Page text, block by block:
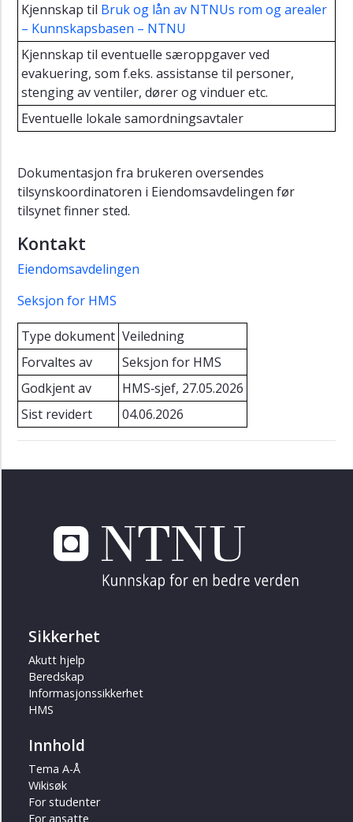
Psykososialt
og
organisatorisk
arbeidsmiljø
Fysisk
arbeidsmiljø
biologisk
arbeidsmiljø
Ergonomi
Bedriftshelsetjenesten
Kjennskap til Bruk og lån av NTNUs rom og arealer
– Kunnskapsbasen – NTNU
Kjennskap til eventuelle særoppgaver ved
evakuering, som f.eks. assistanse til personer,
stenging av ventiler, dører og vinduer etc.
Eventuelle lokale samordningsavtaler
Dokumentasjon fra brukeren oversendes
tilsynskoordinatoren i Eiendomsavdelingen før
tilsynet finner sted.
Kontakt
Eiendomsavdelingen
Seksjon for HMS
Type dokument Veiledning
Forvaltes av
Seksjon for HMS
Godkjent av
HMS‑sjef, 27.05.2026
Sist revidert
04.06.2026
Sikkerhet
Akutt hjelp
Beredskap
Informasjonssikkerhet
HMS
Innhold
Tema A-Å
Wikisøk
For studenter
For ansatte